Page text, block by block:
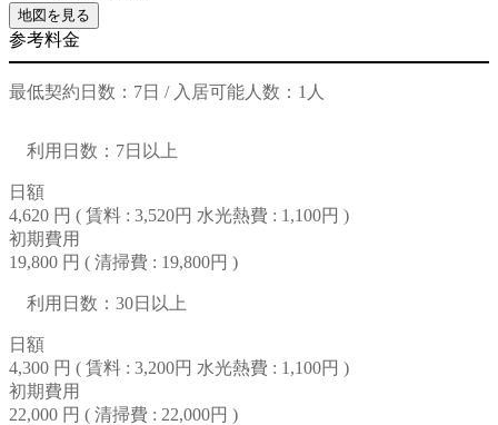
地図を見る
参考料金
最低契約日数：7日 / 入居可能人数：1人
利用日数：7日以上
日額
4,620 円 ( 賃料 : 3,520円 水光熱費 : 1,100円 )
初期費用
19,800 円 ( 清掃費 : 19,800円 )
利用日数：30日以上
日額
4,300 円 ( 賃料 : 3,200円 水光熱費 : 1,100円 )
初期費用
22,000 円 ( 清掃費 : 22,000円 )